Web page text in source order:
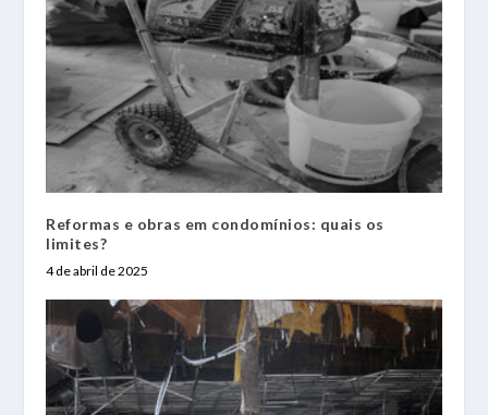
Reformas e obras em condomínios: quais os
limites?
4 de abril de 2025